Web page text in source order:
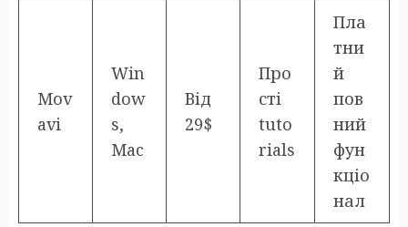
Mov
avi
Win
dow
s,
Mac
Від
29$
Про
сті
tuto
rials
Пла
тни
й
пов
ний
фун
кціо
нал